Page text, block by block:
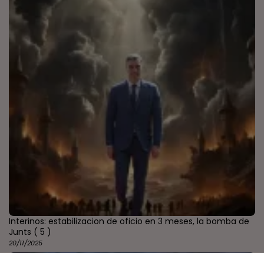
Interinos: estabilizacion de oficio en 3 meses, la bomba de
Junts ( 5 )
20/11/2025